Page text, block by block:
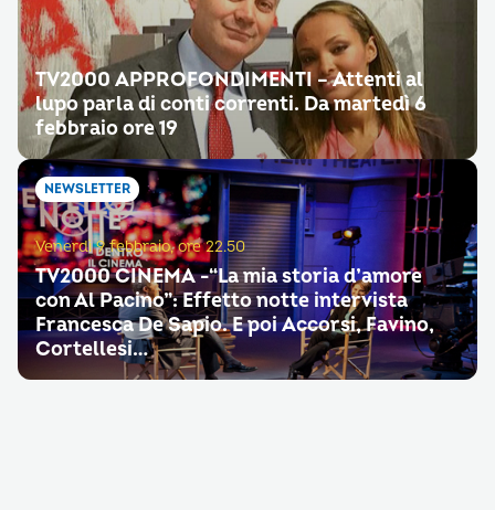
TV2000 APPROFONDIMENTI – Attenti al
lupo parla di conti correnti. Da martedì 6
febbraio ore 19
NEWSLETTER
Venerdì 9 febbraio, ore 22.50
TV2000 CINEMA -“La mia storia d’amore
con Al Pacino”: Effetto notte intervista
Francesca De Sapio. E poi Accorsi, Favino,
Cortellesi…